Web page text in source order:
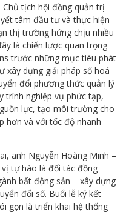
tịch hội đồng quản trị
tâm đầu tư và thực hiện
thị trường hứng chịu nhiều
là chiến lược quan trọng
trước những mục tiêu phát
xây dựng giải pháp số hoá
đổi phương thức quản lý
trình nghiệp vụ phức tạp,
lực, tạo môi trường cho
hơn và với tốc độ nhanh
anh Nguyễn Hoàng Minh –
vị tự hào là đối tác đồng
bất động sản – xây dựng
đổi số. Buổi lễ ký kết
gọn là triển khai hệ thống